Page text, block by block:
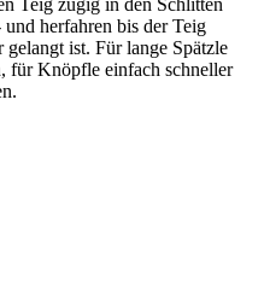
Teig zügig in den Schlitten
herfahren bis der Teig
gelangt ist. Für lange Spätzle
für Knöpfle einfach schneller